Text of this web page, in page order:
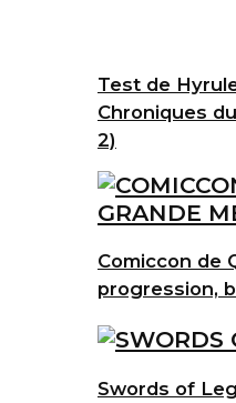
Test de
Chroniques
2)
Comiccon de
progression,
Swords of